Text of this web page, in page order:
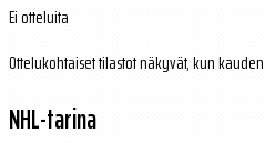
Ei otteluita
Ottelukohtaiset tilastot näkyvät, kun
NHL-tarina